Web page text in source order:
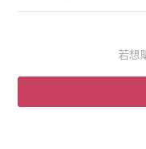
若想